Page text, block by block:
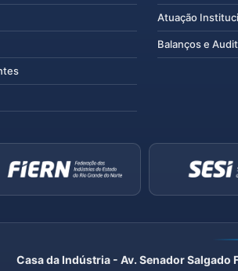
Atuação
Balanços e
Casa da Indústria - Av. Senador